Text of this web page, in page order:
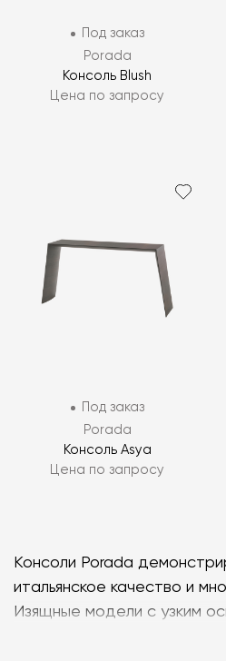
Под заказ
Porada
Консоль Blush
Цена по запросу
Под заказ
Porada
Консоль Asya
Цена по запросу
Консоли Porada
итальянское качество и
Изящные модели с узким
функциональные решения